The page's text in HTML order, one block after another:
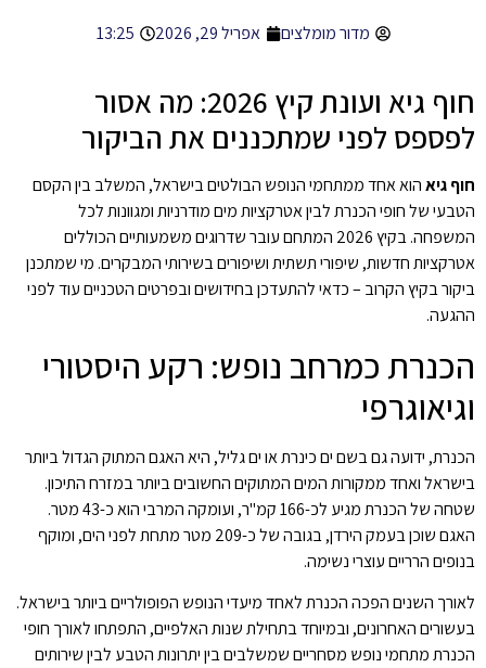
מדור מומלצים אפריל 29, 2026 13:25
חוף גיא ועונת קיץ 2026: מה אסור
לפספס לפני שמתכננים את הביקור
חוף גיאהוא אחד ממתחמי הנופש הבולטים בישראל, המשלב בין הקסם
הטבעי של חופי הכנרת לבין אטרקציות מים מודרניות ומגוונות לכל
המשפחה. בקיץ 2026 המתחם עובר שדרוגים משמעותיים הכוללים
אטרקציות חדשות, שיפורי תשתית ושיפורים בשירותי המבקרים. מי שמתכנן
ביקור בקיץ הקרוב – כדאי להתעדכן בחידושים ובפרטים הטכניים עוד לפני
ההגעה.
הכנרת כמרחב נופש: רקע היסטורי
וגיאוגרפי
הכנרת, ידועה גם בשם ים כינרת או ים גליל, היא האגם המתוק הגדול ביותר
בישראל ואחד ממקורות המים המתוקים החשובים ביותר במזרח התיכון.
שטחה של הכנרת מגיע לכ-166 קמ"ר, ועומקה המרבי הוא כ-43 מטר.
האגם שוכן בעמק הירדן, בגובה של כ-209 מטר מתחת לפני הים, ומוקף
בנופים הרריים עוצרי נשימה.
לאורך השנים הפכה הכנרת לאחד מיעדי הנופש הפופולריים ביותר בישראל.
בעשורים האחרונים, ובמיוחד בתחילת שנות האלפיים, התפתחו לאורך חופי
הכנרת מתחמי נופש מסחריים שמשלבים בין יתרונות הטבע לבין שירותים